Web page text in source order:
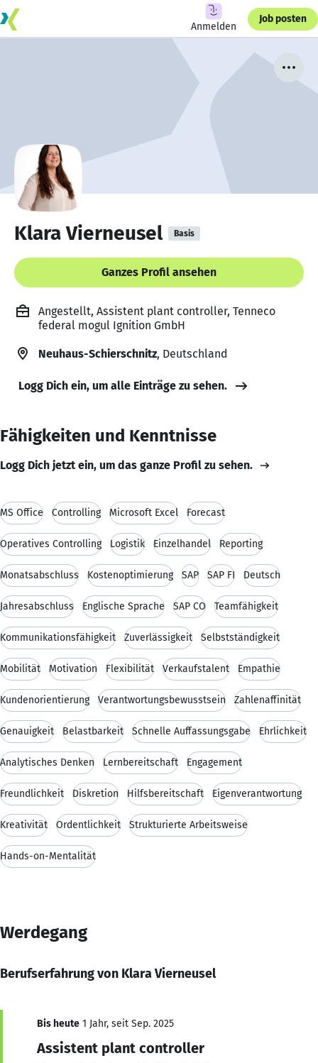
Anmelden
Job posten
Klara Vierneusel Basis
Ganzes Profil ansehen
Angestellt, Assistent plant controller, Tenneco
federal mogul Ignition GmbH
Neuhaus-Schierschnitz, Deutschland
Logg Dich ein, um alle Einträge zu sehen.
Fähigkeiten und Kenntnisse
Logg Dich jetzt ein, um das ganze Profil zu sehen.
MS Office Controlling Microsoft Excel Forecast
Operatives Controlling Logistik Einzelhandel Reporting
Monatsabschluss Kostenoptimierung SAP SAP FI Deutsch
Jahresabschluss Englische Sprache SAP CO Teamfähigkeit
Kommunikationsfähigkeit Zuverlässigkeit Selbstständigkeit
Mobilität Motivation Flexibilität Verkaufstalent Empathie
Kundenorientierung Verantwortungsbewusstsein Zahlenaffinität
Genauigkeit Belastbarkeit Schnelle Auffassungsgabe Ehrlichkeit
Analytisches Denken Lernbereitschaft Engagement
Freundlichkeit Diskretion Hilfsbereitschaft Eigenverantwortung
Kreativität Ordentlichkeit Strukturierte Arbeitsweise
Hands-on-Mentalität
Werdegang
Berufserfahrung von Klara Vierneusel
Bis heute 1 Jahr, seit Sep. 2025
Assistent plant controller